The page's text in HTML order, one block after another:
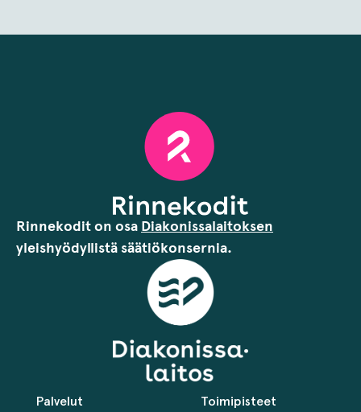
Rinnekodit on osa Diakonissalaitoksen
yleishyödyllistä säätiökonsernia.
Palvelut Toimipisteet